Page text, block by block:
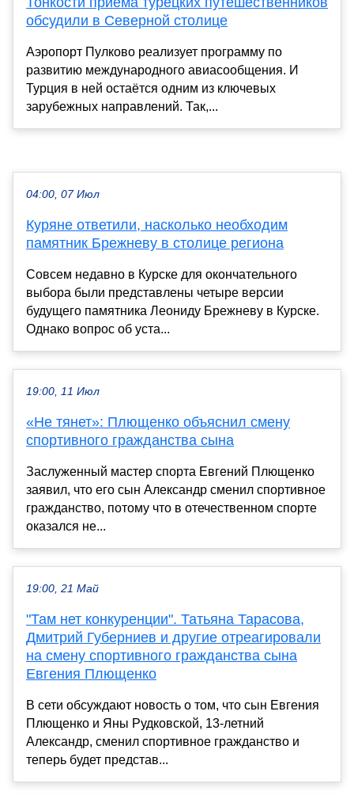
обсудили в Северной столице
Аэропорт Пулково реализует программу по
развитию международного авиасообщения. И
Турция в ней остаётся одним из ключевых
зарубежных направлений. Так,...
04:00, 07 Июл
Куряне ответили, насколько необходим
памятник Брежневу в столице региона
Совсем недавно в Курске для окончательного
выбора были представлены четыре версии
будущего памятника Леониду Брежневу в Курске.
Однако вопрос об уста...
19:00, 11 Июл
«Не тянет»: Плющенко объяснил смену
спортивного гражданства сына
Заслуженный мастер спорта Евгений Плющенко
заявил, что его сын Александр сменил спортивное
гражданство, потому что в отечественном спорте
оказался не...
19:00, 21 Май
"Там нет конкуренции". Татьяна Тарасова,
Дмитрий Губерниев и другие отреагировали
на смену спортивного гражданства сына
Евгения Плющенко
В сети обсуждают новость о том, что сын Евгения
Плющенко и Яны Рудковской, 13-летний
Александр, сменил спортивное гражданство и
теперь будет представ...